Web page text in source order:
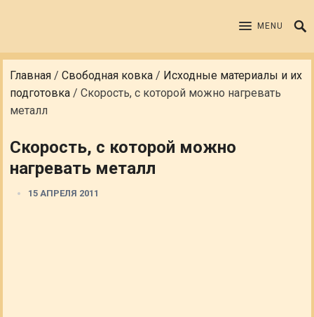
MENU
Главная /Свободная ковка / Исходные материалы и их
подготовка /Скорость, с которой можно нагревать
металл
Скорость, с которой можно
нагревать металл
15 АПРЕЛЯ 2011